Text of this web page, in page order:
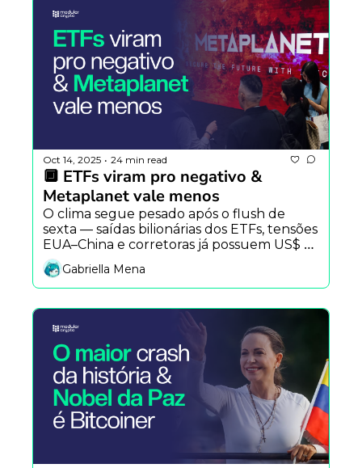
Oct 14, 2025 • 24 min read
🔲 ETFs viram pro negativo &
Metaplanet vale menos
O clima segue pesado após o flush de
sexta — saídas bilionárias dos ETFs, tensões
EUA–China e corretoras já possuem US$
3,2 bi em stablecoins prontos pra ação.
Metaplanet pela primeira vez negociada
com mNAV baixo de 1 e a Scroll leva você
até o Devcon Argentina.
Gabriella Mena